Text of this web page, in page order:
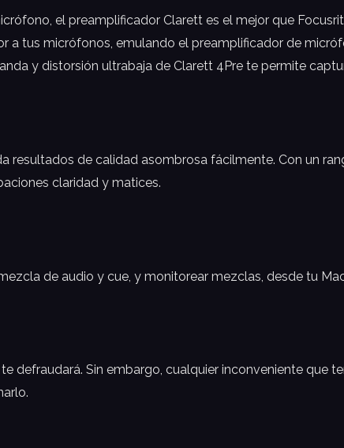
el preamplificador Clarett es el mejor que
a tus micrófonos, emulando el preamplificador de
y distorsión ultrabaja de Clarett 4Pre te permite
resultados de calidad asombrosa fácilmente. Con un
claridad y matices.
de audio y cue, y monitorear mezclas, desde tu
defraudará. Sin embargo, cualquier inconveniente que